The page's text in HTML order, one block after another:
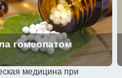
гомеопатом
медицина при